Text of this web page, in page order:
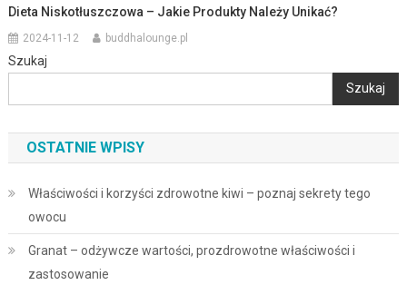
Dieta Niskotłuszczowa – Jakie Produkty Należy Unikać?
2024-11-12 buddhalounge.pl
Szukaj
Szukaj
OSTATNIE WPISY
Właściwości i korzyści zdrowotne kiwi – poznaj sekrety tego
owocu
Granat – odżywcze wartości, prozdrowotne właściwości i
zastosowanie